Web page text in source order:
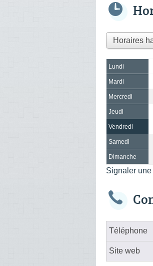
Lundi
Mardi
Mercredi
Jeudi
Vendredi
Samedi
Dimanche
Signaler une
Téléphone
Site web